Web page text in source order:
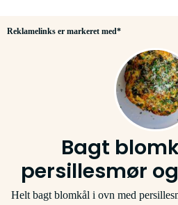
Reklamelinks er markeret med*
Bagt
persillesmør
Helt bagt blomkål i ovn med